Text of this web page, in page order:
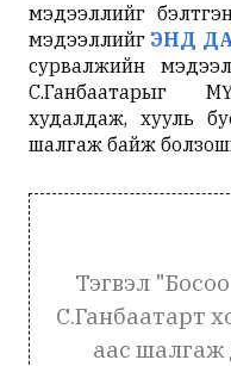
мэдээллийг
мэдээллийг ЭНД
сурвалжийн
С.Ганбаатарыг
худалдаж, хууль
шалгаж байж
Тэгвэл
С.Ганбаатарт
аас шалгаж